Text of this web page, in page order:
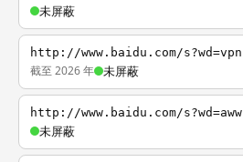
未屏蔽
http://www.baidu.com/s?wd=vpn
截至 2026 年 未屏蔽
http://www.baidu.com/s?wd=aww
未屏蔽